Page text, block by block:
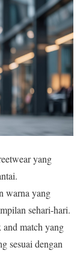
yang
warna yang
sehari-hari.
and match yang
sesuai dengan